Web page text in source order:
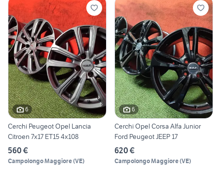
6
Cerchi Peugeot Opel Lancia
Citroen 7x17 ET15 4x108
560 €
Campolongo Maggiore(VE)
6
Cerchi Opel Corsa Alfa Junior
Ford Peugeot JEEP 17
620 €
Campolongo Maggiore(VE)